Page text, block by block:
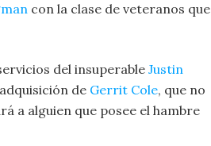
con la clase de veteranos que
del insuperable Justin
de Gerrit Cole, que no
a alguien que posee el hambre